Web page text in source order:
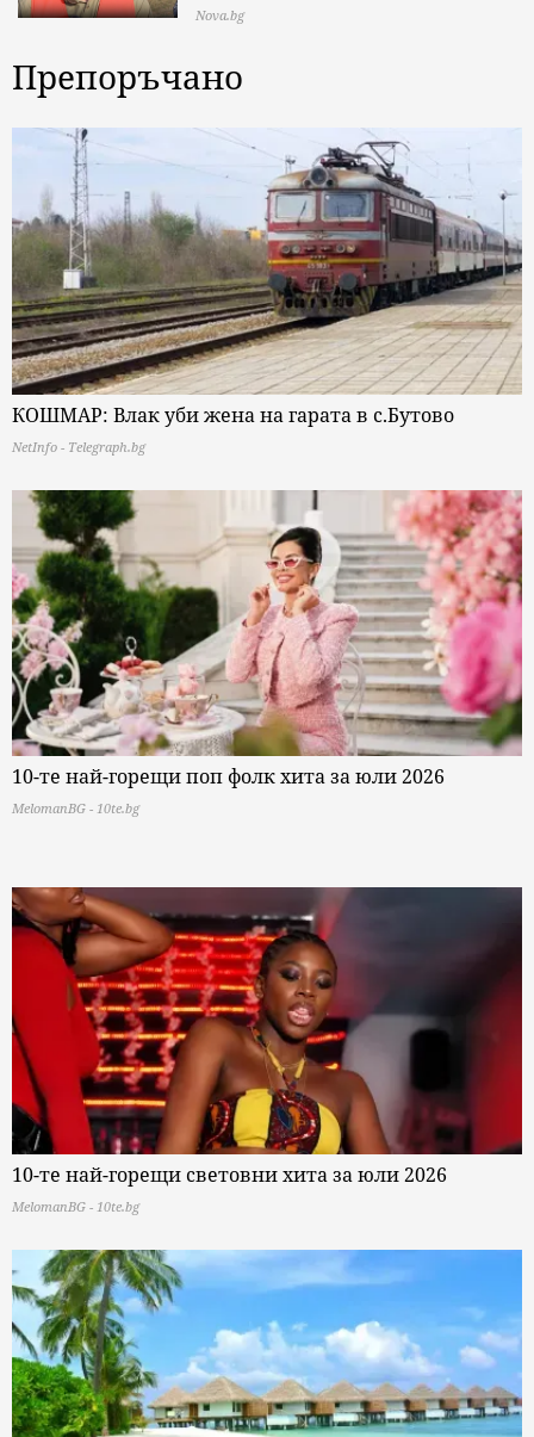
Nova.bg
Препоръчано
КОШМАР: Влак уби жена на гарата в с.Бутово
NetInfo - Telegraph.bg
10-те най-горещи поп фолк хита за юли 2026
MelomanBG - 10te.bg
10-те най-горещи световни хита за юли 2026
MelomanBG - 10te.bg